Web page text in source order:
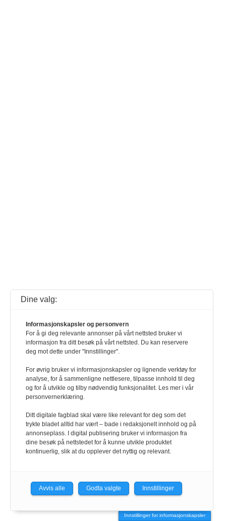
Innstillinger for informasjonskapsler
Dine valg:
Informasjonskapsler og personvern
For å gi deg relevante annonser på vårt nettsted bruker vi
informasjon fra ditt besøk på vårt nettsted. Du kan reservere
deg mot dette under "Innstillinger".
For øvrig bruker vi informasjonskapsler og lignende verktøy for
analyse, for å sammenligne nettlesere, tilpasse innhold til deg
og for å utvikle og tilby nødvendig funksjonalitet. Les mer i vår
personvernerklæring.
Ditt digitale fagblad skal være like relevant for deg som det
trykte bladet alltid har vært – bade i redaksjonelt innhold og på
annonseplass. I digital publisering bruker vi informasjon fra
dine besøk på nettstedet for å kunne utvikle produktet
kontinuerlig, slik at du opplever det nyttig og relevant.
Avvis alle Godta valgte Innstillinger